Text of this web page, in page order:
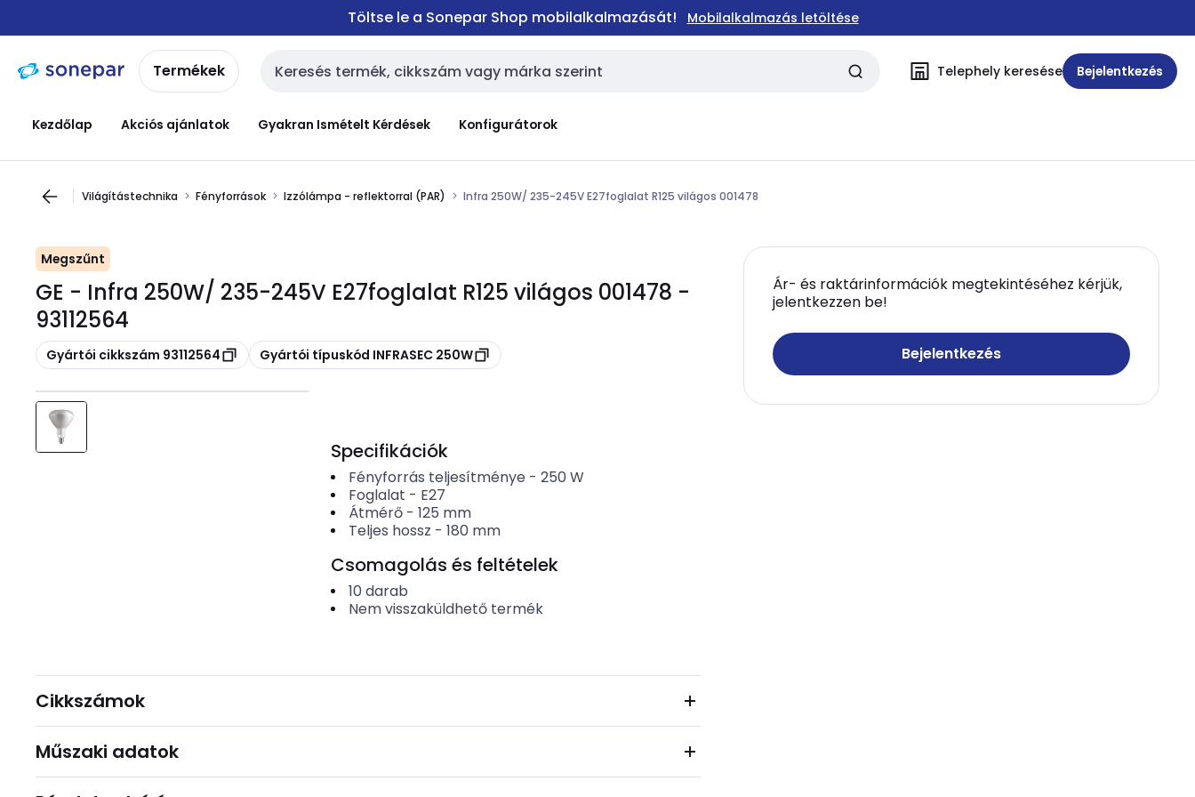
navigációhoztartalomra
Töltse le a Sonepar Shop mobilalkalmazását! Mobilalkalmazás letöltése
Termékek Keresési bemenet Telephely keresése Bejelentkezés
Kezdőlap Akciós ajánlatok Gyakran Ismételt Kérdések Konfigurátorok
Világítástechnika Fényforrások Izzólámpa - reflektorral (PAR) Infra 250W/ 235-245V E27foglalat R125 világos 001478
Megszűnt
GE - Infra 250W/ 235-245V E27foglalat R125 világos 001478 -
93112564
Másolás
Gyártói cikkszám 93112564 Másolás
Gyártói típuskód INFRASEC 250W
Ár- és raktárinformációk megtekintéséhez kérjük,
jelentkezzen be!
Bejelentkezés
Specifikációk
Fényforrás teljesítménye - 250 W
Foglalat - E27
Átmérő- 125 mm
Teljes hossz - 180 mm
Csomagolás és feltételek
10 darab
Nem visszaküldhető termék
Cikkszámok
Műszaki adatok